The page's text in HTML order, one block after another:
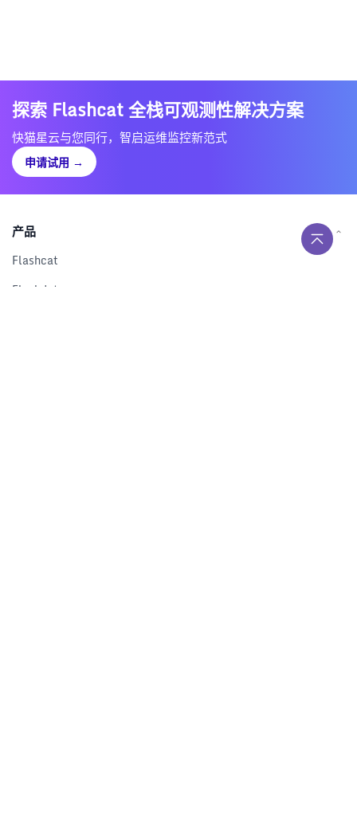
探索 Flashcat 全栈可观测性解决方案
快猫星云与您同行，智启运维监控新范式
申请试用 →
产品
Flashcat
Flashduty